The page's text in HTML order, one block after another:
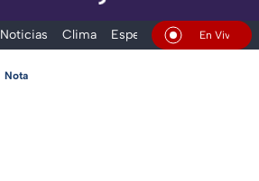
Noticias Clima Espectáculos Deportes
En Vivo
Nota